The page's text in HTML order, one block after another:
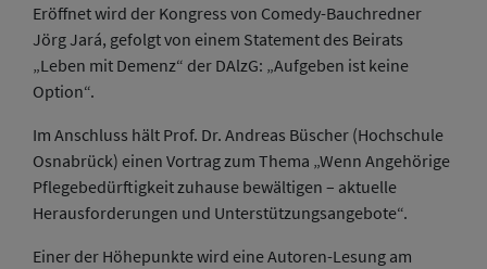
Eröffnet wird der Kongress von Comedy-Bauchredner
Jörg Jará, gefolgt von einem Statement des Beirats
„Leben mit Demenz“ der DAlzG: „Aufgeben ist keine
Option“.
Im Anschluss hält Prof. Dr. Andreas Büscher (Hochschule
Osnabrück) einen Vortrag zum Thema „Wenn Angehörige
Pflegebedürftigkeit zuhause bewältigen – aktuelle
Herausforderungen und Unterstützungsangebote“.
Einer der Höhepunkte wird eine Autoren-Lesung am